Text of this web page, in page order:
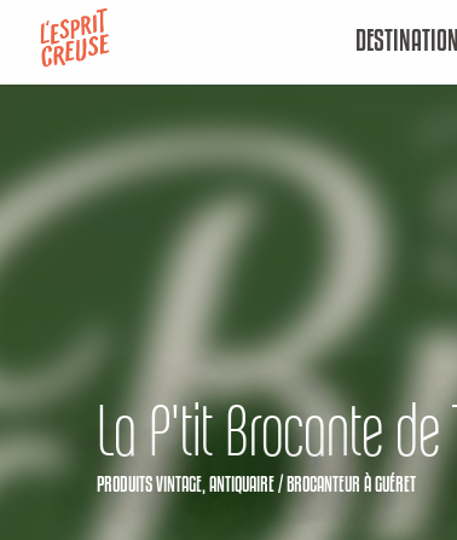
contenu
La P'tit Brocante de
PRODUITS VINTAGE, ANTIQUAIRE / BROCANTEUR À GUÉRET